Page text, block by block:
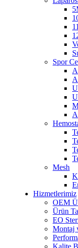
Spor
Mesh
Hizmetlerimiz
OEM
Ürün
EO
Montaj
Kalite